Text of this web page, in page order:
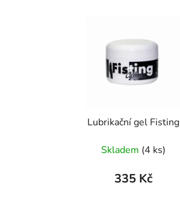
Lubrikační gel Fisting
Skladem (4 ks)
335 Kč